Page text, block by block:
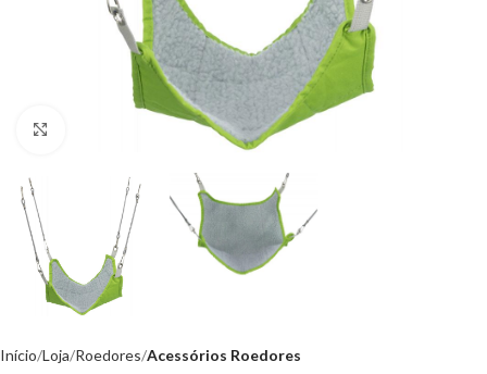
Início Loja Roedores Acessórios Roedores